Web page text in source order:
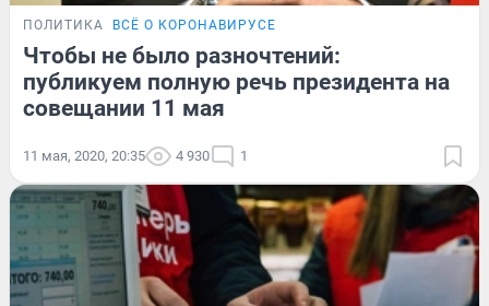
ПОЛИТИКА ВСЁ О КОРОНАВИРУСЕ
Чтобы не было разночтений:
публикуем полную речь президента на
совещании 11 мая
11 мая, 2020, 20:35 4 930 1